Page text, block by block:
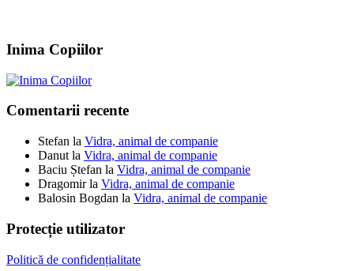
Inima Copiilor
Comentarii recente
Stefan la Vidra, animal de companie
Danut la Vidra, animal de companie
Baciu Ștefan la Vidra, animal de companie
Dragomirla Vidra, animal de companie
Balosin Bogdan la Vidra, animal de companie
Protecție utilizator
Politică de confidențialitate